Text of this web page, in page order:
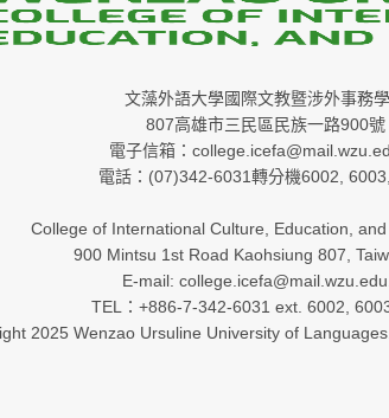
文藻外語大學國際文教暨涉外事務
807高雄市三民區民族一路900號
電子信箱：
電話：(07)342-6031轉分機6002,
College of International Culture, Education,
900 Mintsu 1st Road Kaohsiung 807,
E-mail:
TEL：+886-7-342-6031 ext. 6002,
2025 Wenzao Ursuline University of